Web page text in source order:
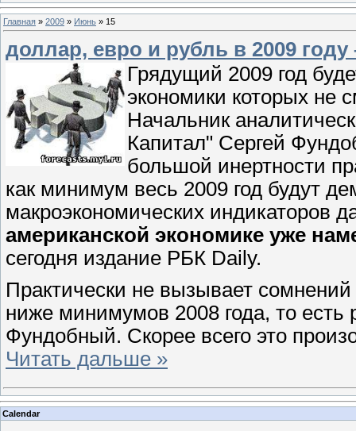
Главная » 2009 » Июнь » 15
доллар, евро и рубль в 2009
Грядущий 2009 год
экономики которых не
Начальник
Капитал" Сергей
большой инертности
как минимум весь 2009 год будут
макроэкономических индикаторов
американской экономике уже
сегодня издание РБК Daily.
Практически не вызывает
ниже минимумов 2008 года, то есть
Фундобный. Скорее всего это
Читать дальше »
Calendar